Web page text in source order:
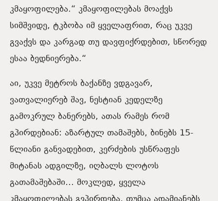
კმაყოფილება.“ კმაყოფილებას მოაქვს
სიმშვიდე, ტკბობა იმ ყველაფრით, რაც უკვე
გვაქვს და კარგად თუ დავფიქრდებით, სწორედ
ესაა ბედნიერება.“
აი, უკვე მეტროს ბაქანზე ვდგავარ,
ვათვალიერებ შავ, ნესტიან კედელზე
გამოკრულ ბანერებს, ათას რამეს რომ
გპირდებიან: აზარტულ თამაშებს, ბინებს 15-
წლიანი განვადებით, კერძების უსწრაფეს
მიტანას ადგილზე, იღბალს ლოტოს
გათამაშებაში… მოკლედ, ყველა